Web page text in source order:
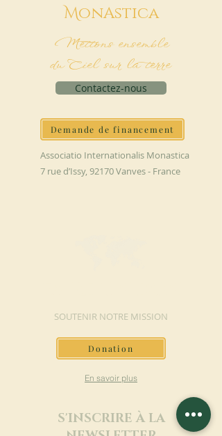
MonAstica
Mettons ensemble
du Ciel sur la terre
Contactez-nous
Demande de financement
Associatio Internationalis Monastica
7 rue d’Issy, 92170 Vanves - France
SOUTENIR NOTRE MISSION
Donation
En savoir plus
S'INSCRIRE À LA